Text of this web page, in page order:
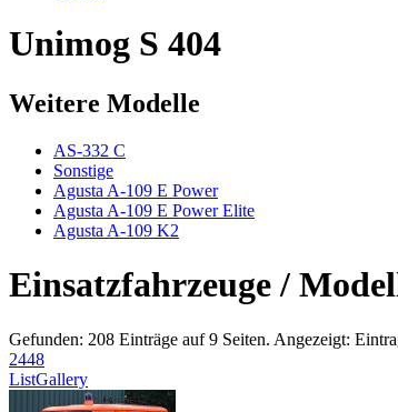
Unimog S 404
Weitere Modelle
AS-332 C
Sonstige
Agusta A-109 E Power
Agusta A-109 E Power Elite
Agusta A-109 K2
Einsatzfahrzeuge /
Gefunden: 208 Einträge auf 9 Seiten. Angezeigt:
2448
ListGallery